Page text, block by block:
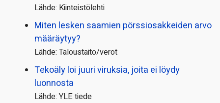
Lähde: Kiinteistölehti
Miten lesken saamien pörssi­osakkeiden arvo
määräytyy?
Lähde: Taloustaito/verot
Tekoäly loi juuri viruksia, joita ei löydy
luonnosta
Lähde: YLE tiede